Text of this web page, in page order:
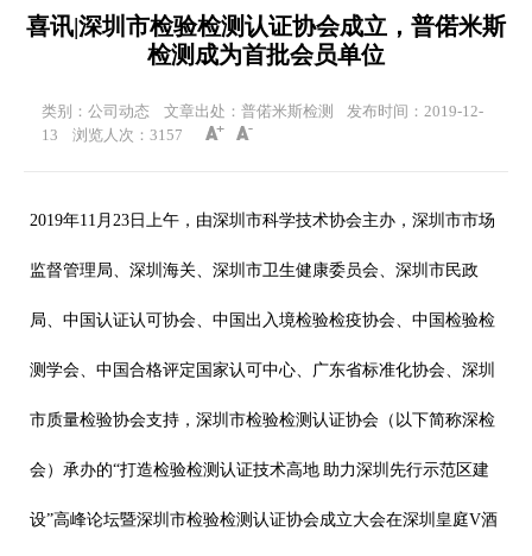
喜讯|深圳市检验检测认证协会成立，普偌米斯
检测成为首批会员单位
类别：公司动态 文章出处：普偌米斯检测
发布时间：2019-12-
13
浏览人次： 3157
2019年11月23日上午，由深圳市科学技术协会主办，深圳市市场
监督管理局、深圳海关、深圳市卫生健康委员会、深圳市民政
局、中国认证认可协会、中国出入境检验检疫协会、中国检验检
测学会、中国合格评定国家认可中心、广东省标准化协会、深圳
市质量检验协会支持，深圳市检验检测认证协会（以下简称深检
会）承办的“打造检验检测认证技术高地 助力深圳先行示范区建
设”高峰论坛暨深圳市检验检测认证协会成立大会在深圳皇庭V酒